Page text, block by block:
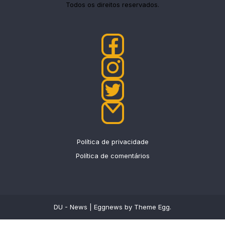
Todos os direitos reservados.
Política de privacidade
Política de comentários
DU - News Eggnews by Theme Egg.